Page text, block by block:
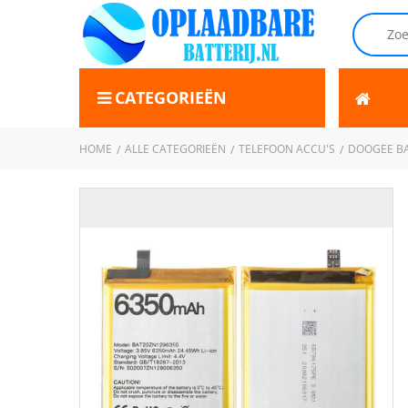
CATEGORIEËN
HOME ALLE CATEGORIEËN TELEFOON ACCU'S DOOGEE